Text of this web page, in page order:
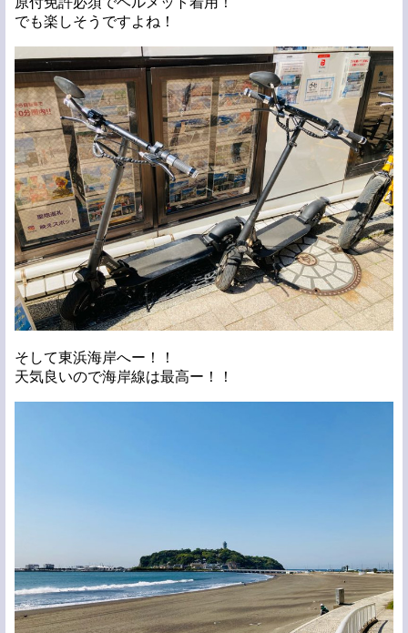
でも楽しそうですよね！
そして東浜海岸へー！！
天気良いので海岸線は最高ー！！